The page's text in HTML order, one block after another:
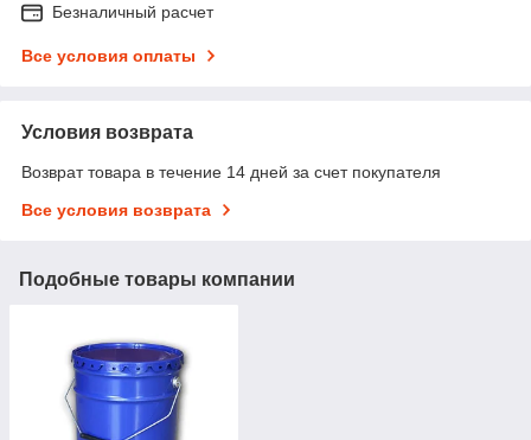
Безналичный расчет
Все условия оплаты
Условия возврата
Возврат товара в течение 14 дней за счет покупателя
Все условия возврата
Подобные товары компании